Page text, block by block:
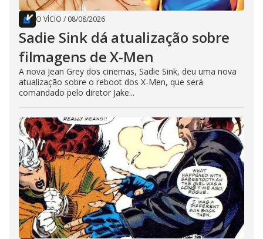
O VÍCIO / 08/08/2026
Sadie Sink dá atualização sobre
filmagens de X-Men
A nova Jean Grey dos cinemas, Sadie Sink, deu uma nova
atualização sobre o reboot dos X-Men, que será
comandado pelo diretor Jake...